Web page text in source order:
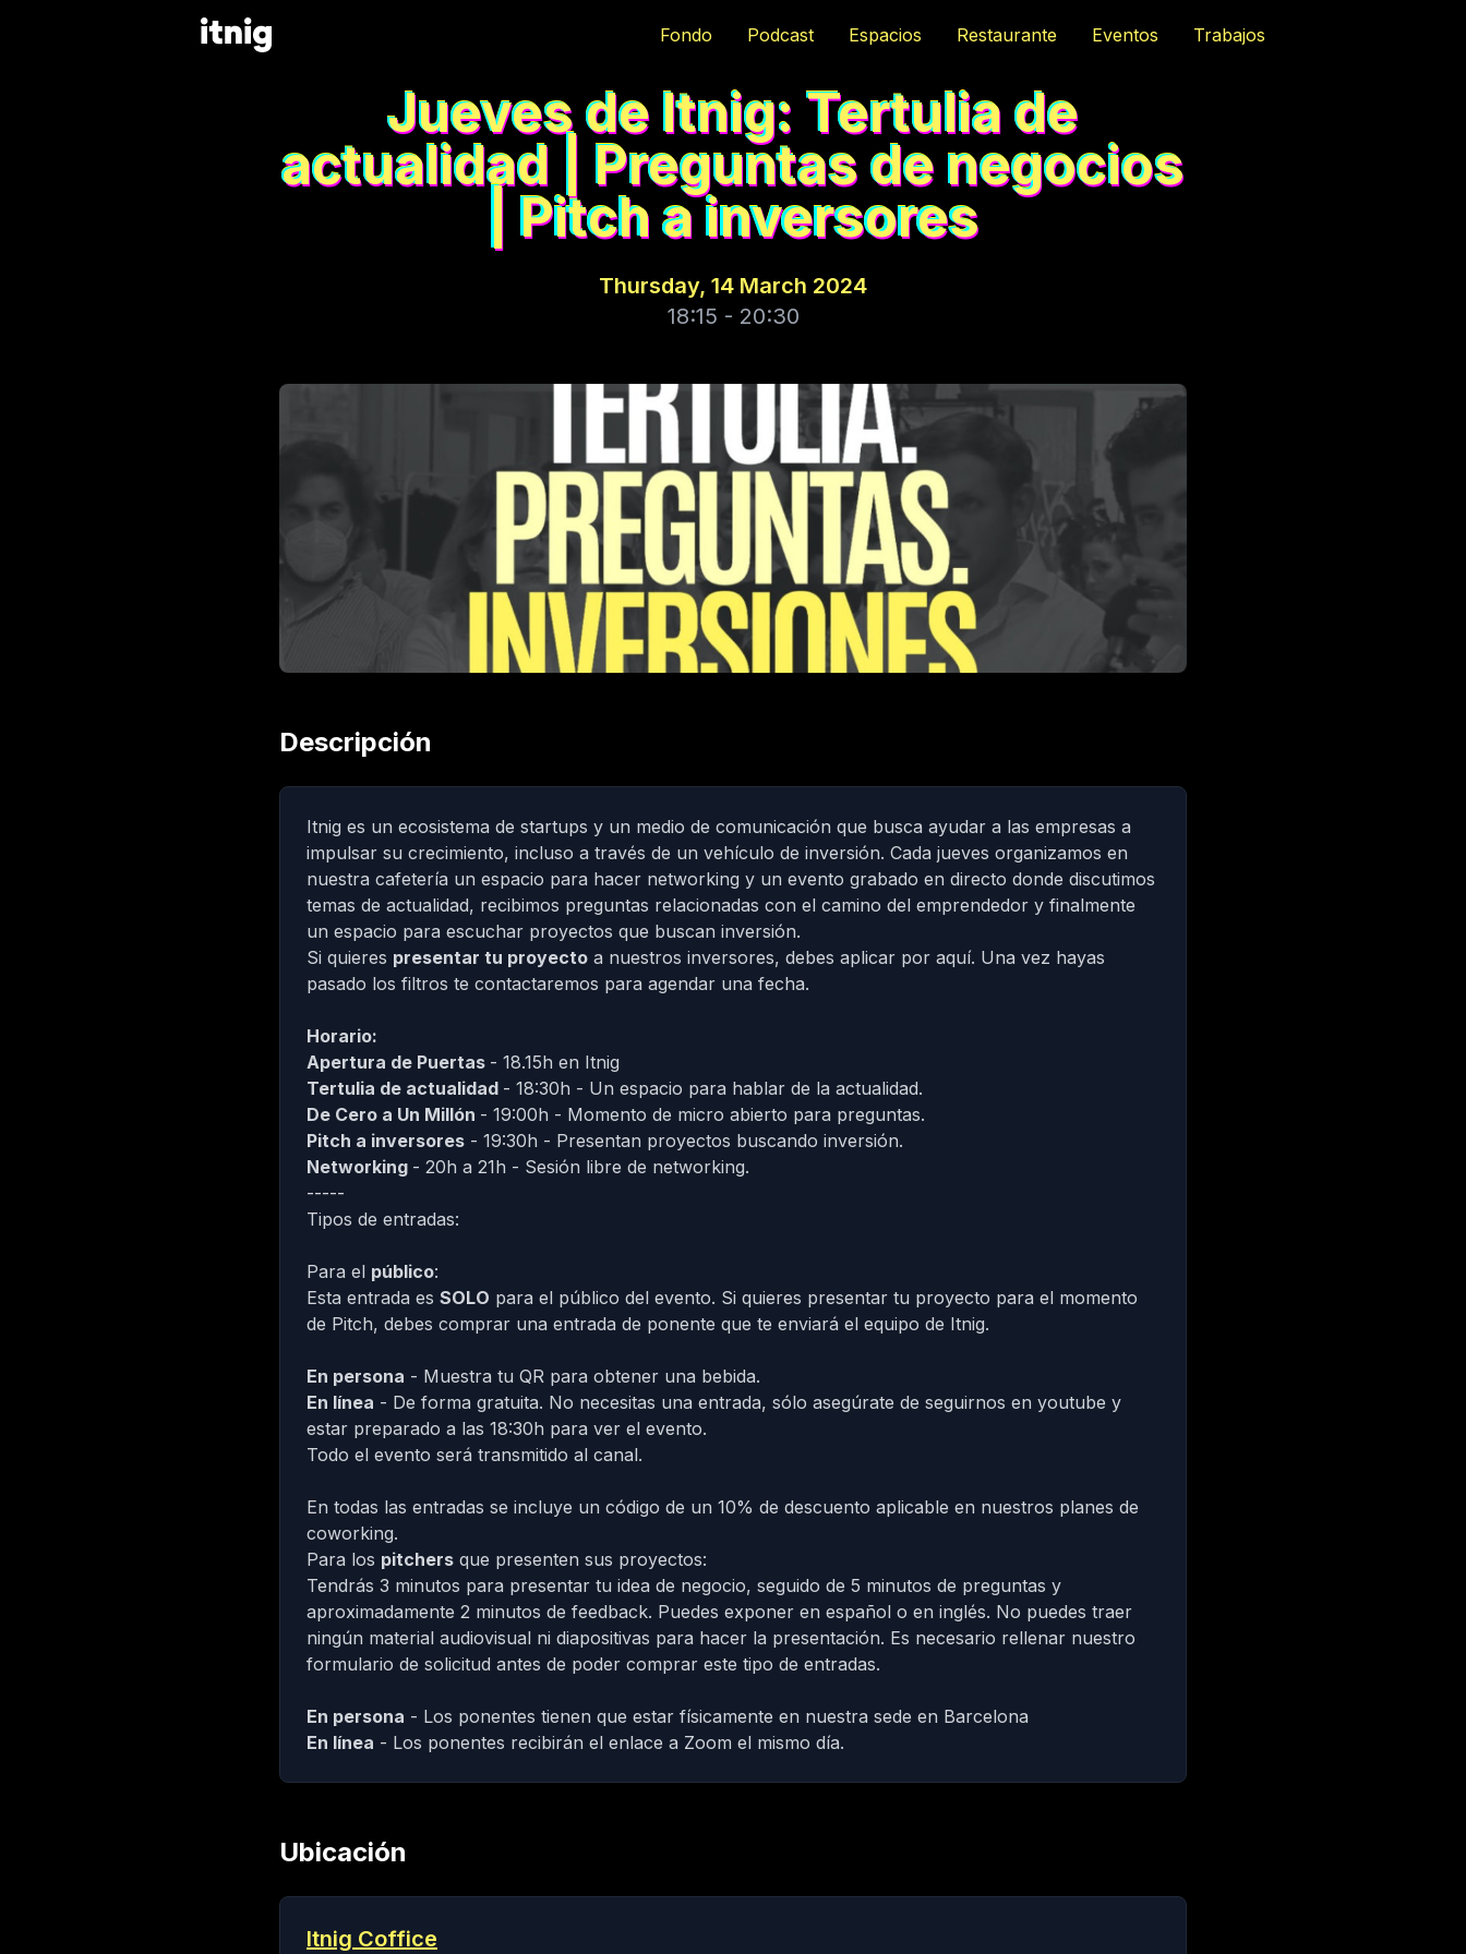
Fondo Podcast Espacios Restaurante Eventos Trabajos
Jueves de Itnig: Tertulia de
actualidad | Preguntas de negocios
| Pitch a inversores
Thursday, 14 March 2024
18:15 - 20:30
Descripción
Itnig es un ecosistema de startups y un medio de comunicación que busca ayudar a las empresas a
impulsar su crecimiento, incluso a través de un vehículo de inversión. Cada jueves organizamos en
nuestra cafetería un espacio para hacer networking y un evento grabado en directo donde discutimos
temas de actualidad, recibimos preguntas relacionadas con el camino del emprendedor y finalmente
un espacio para escuchar proyectos que buscan inversión.
Si quieres presentar tu proyecto a nuestros inversores, debes aplicar por aquí. Una vez hayas
pasado los filtros te contactaremos para agendar una fecha.
Horario:
Apertura de Puertas - 18.15h en Itnig
Tertulia de actualidad - 18:30h - Un espacio para hablar de la actualidad.
De Cero a Un Millón - 19:00h - Momento de micro abierto para preguntas.
Pitch a inversores - 19:30h - Presentan proyectos buscando inversión.
Networking - 20h a 21h - Sesión libre de networking.
-----
Tipos de entradas:
Para el público:
Esta entrada es SOLO para el público del evento. Si quieres presentar tu proyecto para el momento
de Pitch, debes comprar una entrada de ponente que te enviará el equipo de Itnig.
En persona - Muestra tu QR para obtener una bebida.
En línea - De forma gratuita. No necesitas una entrada, sólo asegúrate de seguirnos en youtube y
estar preparado a las 18:30h para ver el evento.
Todo el evento será transmitido al canal.
En todas las entradas se incluye un código de un 10% de descuento aplicable en nuestros planes de
coworking.
Para los pitchers que presenten sus proyectos:
Tendrás 3 minutos para presentar tu idea de negocio, seguido de 5 minutos de preguntas y
aproximadamente 2 minutos de feedback. Puedes exponer en español o en inglés. No puedes traer
ningún material audiovisual ni diapositivas para hacer la presentación. Es necesario rellenar nuestro
formulario de solicitud antes de poder comprar este tipo de entradas.
En persona - Los ponentes tienen que estar físicamente en nuestra sede en Barcelona
En línea - Los ponentes recibirán el enlace a Zoom el mismo día.
Ubicación
Itnig Coffice